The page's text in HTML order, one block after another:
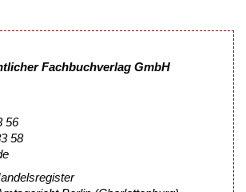
Fachbuchverlag GmbH
56
58